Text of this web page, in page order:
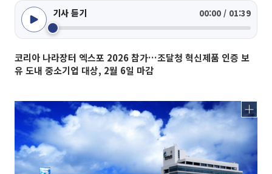
기사 듣기 00:00 / 01:39
코리아 나라장터 엑스포 2026 참가…조달청 혁신제품 인증 보
유 도내 중소기업 대상, 2월 6일 마감